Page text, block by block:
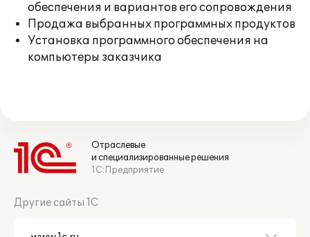
обеспечения и вариантов его сопровождения
Продажа выбранных программных продуктов
Установка программного обеспечения на
компьютеры заказчика
Отраслевые
и специализированные решения
1С:Предприятие
Другие сайты 1С